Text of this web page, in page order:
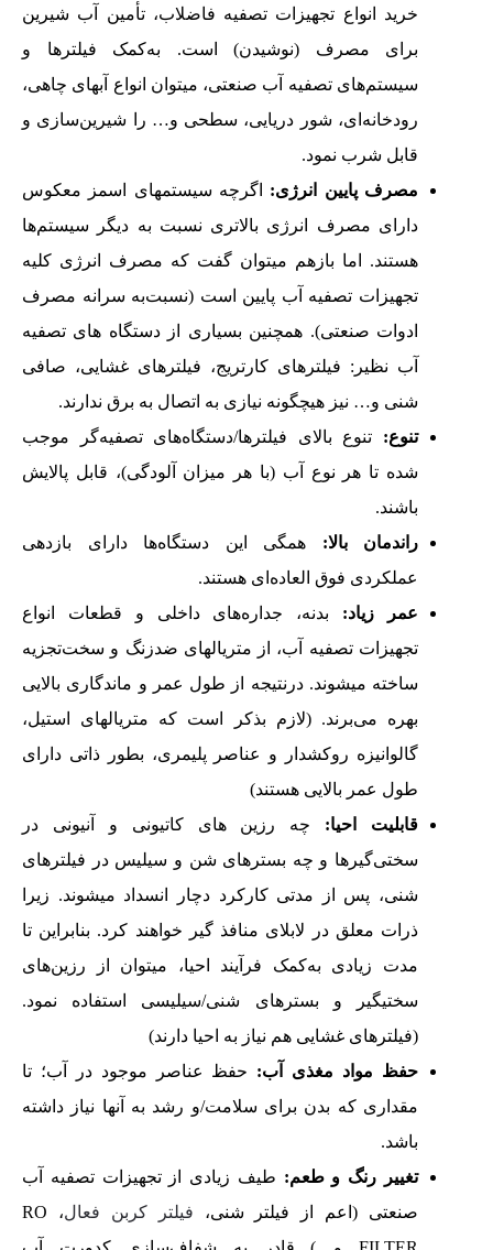
خرید انواع تجهیزات تصفیه فاضلاب، تأمین آب شیرین
برای مصرف (نوشیدن) است. به‌کمک فیلترها و
سیستم‌های تصفیه آب صنعتی، میتوان انواع آبهای چاهی،
رودخانه‌ای، شور دریایی، سطحی و… را شیرین‌سازی و
قابل شرب نمود.
مصرف پایین انرژی:
اگرچه سیستمهای اسمز معکوس
دارای مصرف انرژی بالاتری نسبت به دیگر سیستم‌ها
هستند. اما بازهم میتوان گفت که مصرف انرژی کلیه
تجهیزات تصفیه آب پایین است (نسبت‌به سرانه مصرف
ادوات صنعتی). همچنین بسیاری از دستگاه های تصفیه
آب نظیر: فیلترهای کارتریج، فیلترهای غشایی، صافی
شنی و… نیز هیچگونه نیازی به اتصال به برق ندارند.
تنوع: تنوع بالای فیلترها/دستگاه‌های تصفیه‌گر موجب
شده تا هر نوع آب (با هر میزان آلودگی)، قابل پالایش
باشند.
راندمان بالا: همگی این دستگاه‌ها دارای بازدهی
عملکردی فوق العاده‌ای هستند.
عمر زیاد: بدنه، جداره‌های داخلی و قطعات انواع
تجهیزات تصفیه آب، از متریالهای ضدزنگ و سخت‌تجزیه
ساخته میشوند. درنتیجه از طول عمر و ماندگاری بالایی
بهره می‌برند. (لازم بذکر است که متریالهای استیل،
گالوانیزه روکشدار و عناصر پلیمری، بطور ذاتی دارای
طول عمر بالایی هستند)
قابلیت احیا: چه رزین های کاتیونی و آنیونی در
سختی‌گیرها و چه بسترهای شن و سیلیس در فیلترهای
شنی، پس از مدتی کارکرد دچار انسداد میشوند. زیرا
ذرات معلق در لابلای منافذ گیر خواهند کرد. بنابراین تا
مدت زیادی به‌کمک فرآیند احیا، میتوان از رزین‌های
سختیگیر و بسترهای شنی/سیلیسی استفاده نمود.
(فیلترهای غشایی هم نیاز به احیا دارند)
حفظ مواد مغذی آب: حفظ عناصر موجود در آب؛ تا
مقداری که بدن برای سلامت/و رشد به آنها نیاز داشته
باشد.
تغییر رنگ و طعم: طیف زیادی از تجهیزات تصفیه آب
صنعتی (اعم از فیلتر شنی، فیلتر کربن فعال
، RO